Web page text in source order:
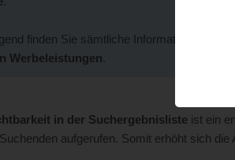
finden Sie sämtliche Informationen zu
Werbeleistungen.
in der Suchergebnislisteist ein
aufgerufen. Somit erhöht sich die